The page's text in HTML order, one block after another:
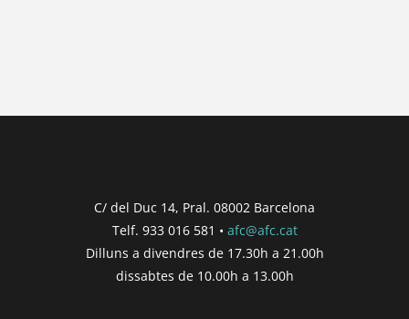
'DD/MM/YYYY') }}
Finalització de participació |{{
formatDate(post.end, 'YYYY-MM-DD',
'DD/MM/YYYY') }}
C/ del Duc 14, Pral. 08002 Barcelona
Telf. 933 016 581 • afc@afc.cat
Dilluns a divendres de 17.30h a 21.00h
dissabtes de 10.00h a 13.00h